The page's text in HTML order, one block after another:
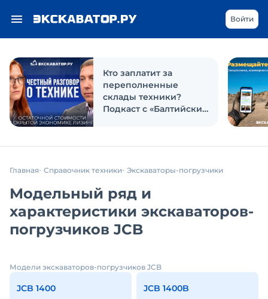
Войти
Кто заплатит за
переполненные
склады техники?
Подкаст с «Балтийским
Главная Справочник техники Экскаваторы-погрузчики
Модельный ряд и
характеристики экскаваторов-
погрузчиков JCB
Модели экскаваторов-погрузчиков JCB
JCB 1400 JCB 1400B